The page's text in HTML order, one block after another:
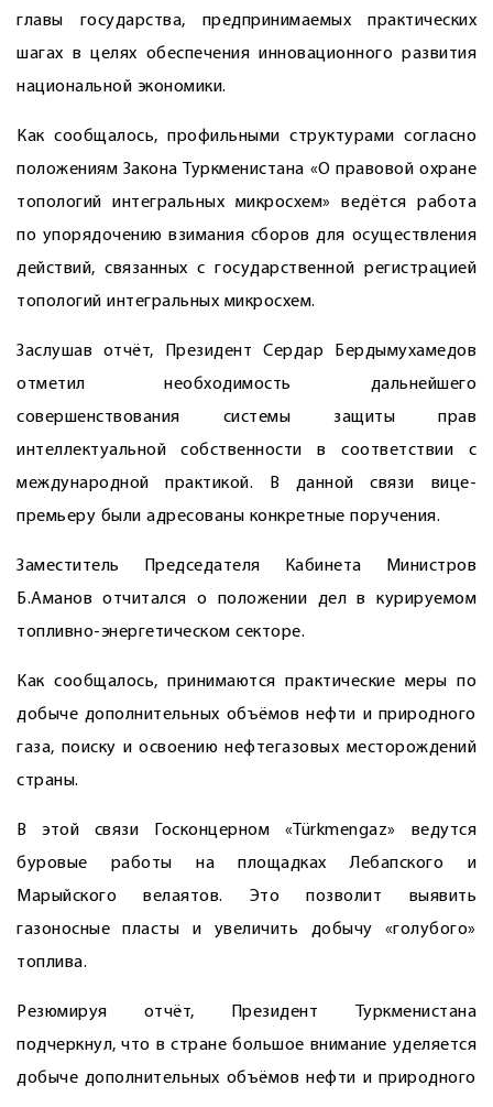
главы государства, предпринимаемых практических
шагах в целях обеспечения инновационного развития
национальной экономики.
Как сообщалось, профильными структурами согласно
положениям Закона Туркменистана «О правовой охране
топологий интегральных микросхем» ведётся работа
по упорядочению взимания сборов для осуществления
действий, связанных с государственной регистрацией
топологий интегральных микросхем.
Заслушав отчёт, Президент Сердар Бердымухамедов
отметил необходимость дальнейшего
совершенствования системы защиты прав
интеллектуальной собственности в соответствии с
международной практикой. В данной связи вице-
премьеру были адресованы конкретные поручения.
Заместитель Председателя Кабинета Министров
Б.Аманов отчитался о положении дел в курируемом
топливно-энергетическом секторе.
Как сообщалось, принимаются практические меры по
добыче дополнительных объёмов нефти и природного
газа, поиску и освоению нефтегазовых месторождений
страны.
В этой связи Госконцерном «Türk­men­gaz» ведутся
буровые работы на площадках Лебапского и
Марыйского велаятов. Это позволит выявить
газоносные пласты и увеличить добычу «голубого»
топлива.
Резюмируя отчёт, Президент Туркменистана
подчеркнул, что в стране большое внимание уделяется
добыче дополнительных объёмов нефти и природного